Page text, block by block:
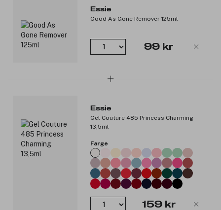
Essie
Good As Gone Remover 125ml
99 kr
Essie
Gel Couture 485 Princess Charming
13,5ml
Farge
159 kr